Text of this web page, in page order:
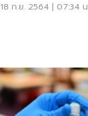
18 ก.ย. 2564 | 07:34